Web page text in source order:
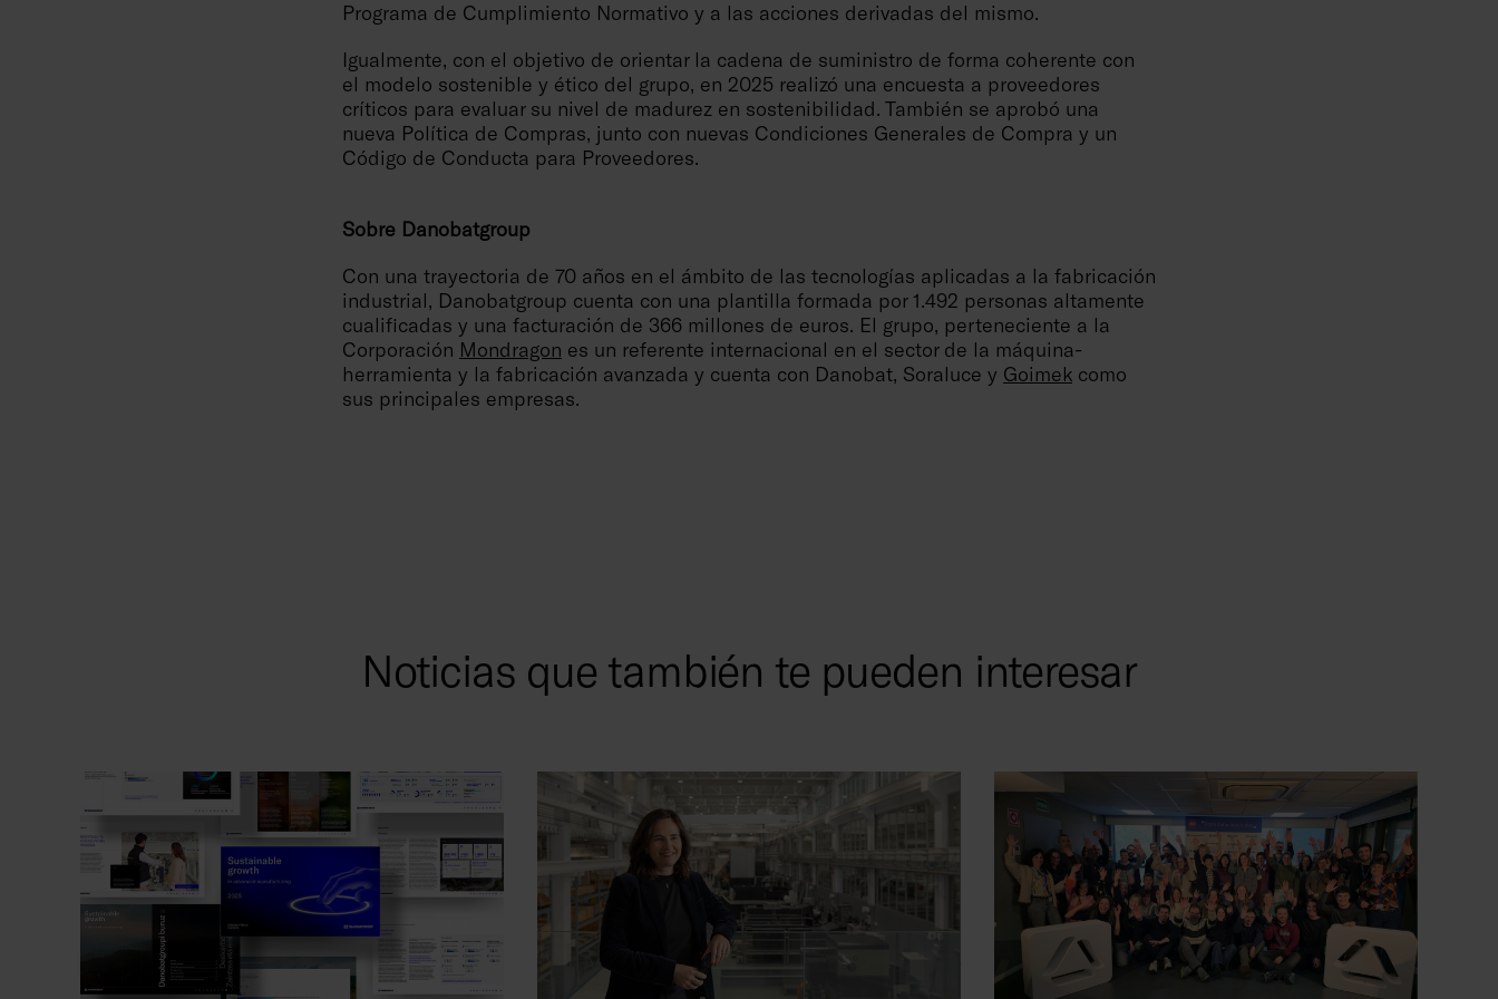
Programa de Cumplimiento Normativo y a las acciones derivadas del mismo.
Igualmente, con el objetivo de orientar la cadena de suministro de forma coherente con
el modelo sostenible y ético del grupo, en 2025 realizó una encuesta a proveedores
críticos para evaluar su nivel de madurez en sostenibilidad. También se aprobó una
nueva Política de Compras, junto con nuevas Condiciones Generales de Compra y un
Código de Conducta para Proveedores.
Sobre Danobatgroup
Con una trayectoria de 70 años en el ámbito de las tecnologías aplicadas a la fabricación
industrial, Danobatgroup cuenta con una plantilla formada por 1.492 personas altamente
cualificadas y una facturación de 366 millones de euros. El grupo, perteneciente a la
Corporación Mondragon es un referente internacional en el sector de la máquina-
herramienta y la fabricación avanzada y cuenta con Danobat, Soraluce y Goimek como
sus principales empresas.
Noticias que también te pueden interesar